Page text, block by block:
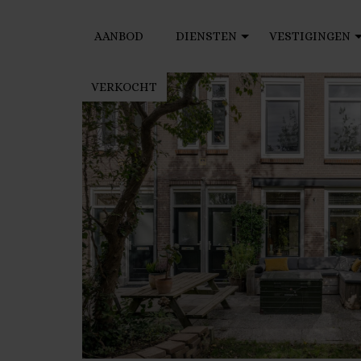
AANBOD DIENSTEN VESTIGINGEN
VERKOCHT